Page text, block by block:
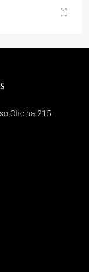
(1)
Oficina 215.